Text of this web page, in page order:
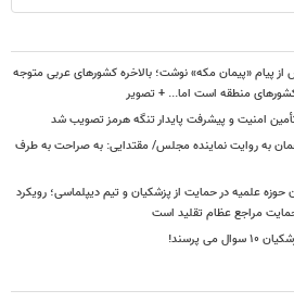
پیام «پیمان مکه» نوشت؛ بالاخره کشورهای عربی متوجه
منطقه است اما... + تصویر
امنیت و پیشرفت پایدار تنگه هرمز تصویب شد
به روایت نماینده مجلس/ مقتدایی: به صراحت به طرف
حوزه علمیه در حمایت از پزشکیان و تیم دیپلماسی؛ رویکرد
مراجع عظام تقلید است
پرسند!